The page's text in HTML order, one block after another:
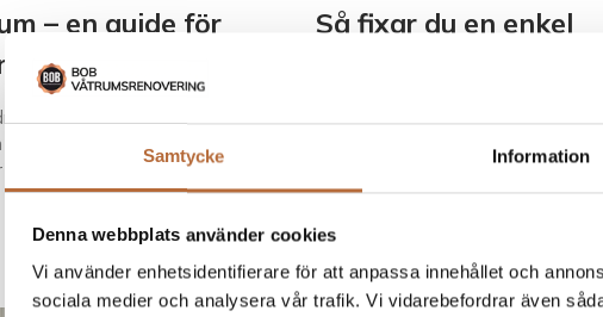
Samtycke Information
Denna webbplats använder cookies
Vi använder enhetsidentifierare för att anpassa innehållet och
sociala medier och analysera vår trafik. Vi vidarebefordrar även
– en guide för
design
ger både praktiska och
ett fönster alltid
Och hur kan du
Så fixar du en enkel
salt och sand efter ett dopp i